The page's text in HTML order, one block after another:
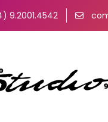
9.2001.4542